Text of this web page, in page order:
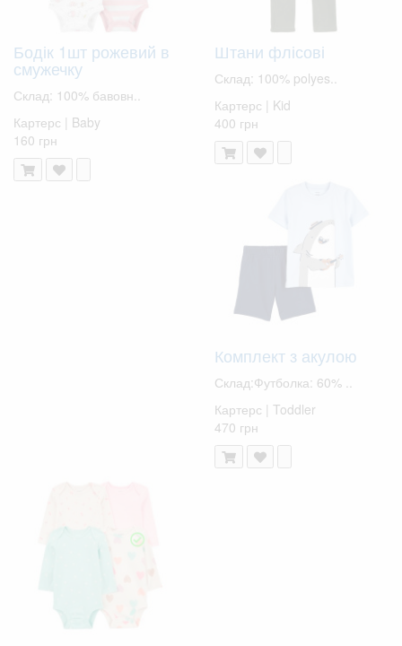
Бодік 1шт рожевий в
смужечку
Склад: 100% бавовн..
Картерс | Baby
160 грн
Штани флісові
Склад: 100% polyes..
Картерс | Kid
400 грн
Комплект з акулою
Склад:Футболка: 60% ..
Картерс | Toddler
470 грн